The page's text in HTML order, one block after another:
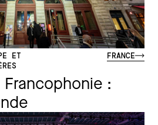
ET
FRANCE
Francophonie :